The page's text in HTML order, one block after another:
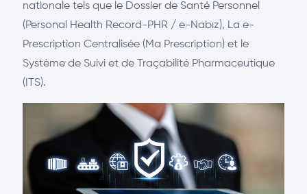
nationale tels que le Dossier de Santé Personnel
(Personal Health Record-PHR / e-Nabız), La e-
Prescription Centralisée (Ma Prescription) et le
Système de Suivi et de Traçabilité Pharmaceutique
(ITS).